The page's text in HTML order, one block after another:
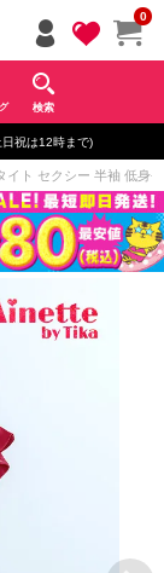
0
検索
祝は12時まで)
イト セクシー 半袖 低身
ペー
ジト
ップ